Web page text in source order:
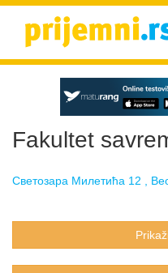
Fakultet
Светозара Милетића 12 ,